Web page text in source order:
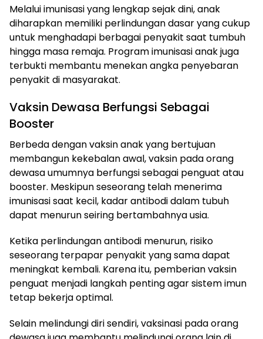
Melalui imunisasi yang lengkap sejak dini, anak
diharapkan memiliki perlindungan dasar yang cukup
untuk menghadapi berbagai penyakit saat tumbuh
hingga masa remaja. Program imunisasi anak juga
terbukti membantu menekan angka penyebaran
penyakit di masyarakat.
Vaksin Dewasa Berfungsi Sebagai
Booster
Berbeda dengan vaksin anak yang bertujuan
membangun kekebalan awal, vaksin pada orang
dewasa umumnya berfungsi sebagai penguat atau
booster. Meskipun seseorang telah menerima
imunisasi saat kecil, kadar antibodi dalam tubuh
dapat menurun seiring bertambahnya usia.
Ketika perlindungan antibodi menurun, risiko
seseorang terpapar penyakit yang sama dapat
meningkat kembali. Karena itu, pemberian vaksin
penguat menjadi langkah penting agar sistem imun
tetap bekerja optimal.
Selain melindungi diri sendiri, vaksinasi pada orang